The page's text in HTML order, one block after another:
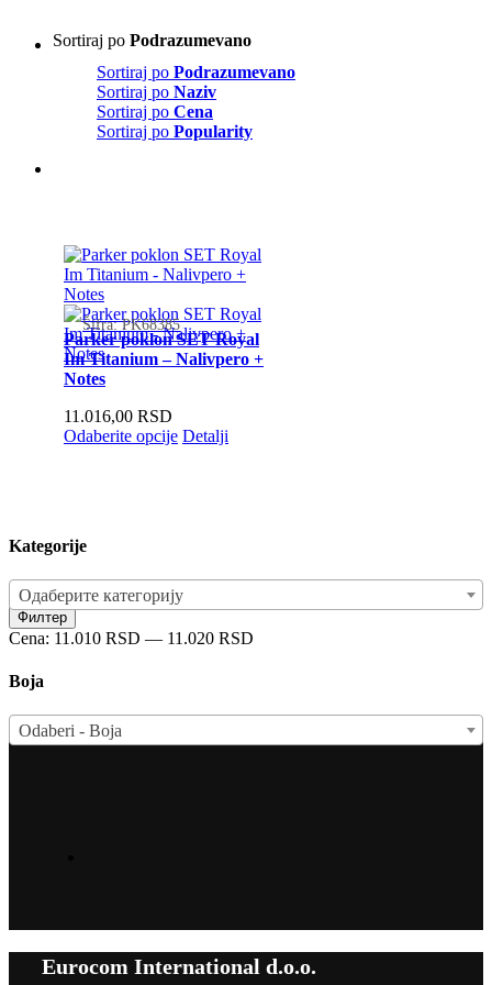
Sortiraj po Podrazumevano
Sortiraj po Podrazumevano
Sortiraj po Naziv
Sortiraj po Cena
Sortiraj po Popularity
Šifra: PK68385
Parker poklon SET Royal
Im Titanium – Nalivpero +
Notes
11.016,00 RSD
Odaberite opcije Detalji
Kategorije
Одаберите категорију
Минимална
цена
Максимална
цена
Филтер
Cena: 11.010 RSD — 11.020 RSD
Boja
Odaberi - Boja
Eurocom International d.o.o.